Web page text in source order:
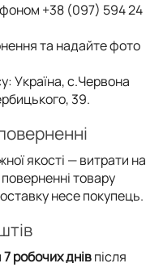
+38 (097) 594 24
та надайте фото
Україна, с.Червона
39.
якості — витрати на
товару
несе покупець.
7 робочих днівпісля